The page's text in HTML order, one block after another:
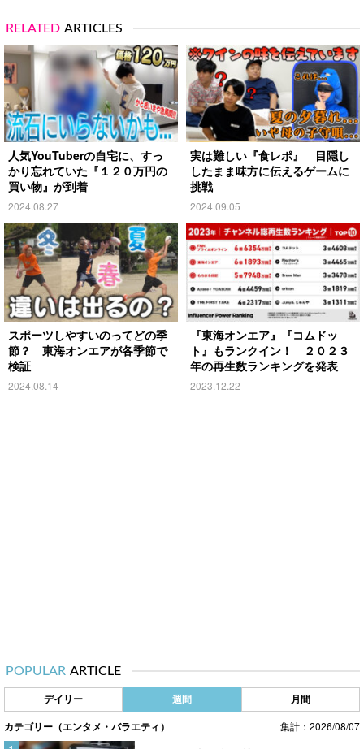
RELATED ARTICLES
人気YouTuberの自宅に、すっ
かり忘れていた『１２０万円の
買い物』が到着
2024.08.27
実は難しい『食レポ』 目隠し
したまま味方に伝えるゲームに
挑戦
2024.09.05
スポーツしやすいのってどの季
節？ 東海オンエアが各季節で
検証
2024.08.14
『東海オンエア』『コムドッ
ト』もランクイン！ ２０２３
年の再生数ランキングを発表
2023.12.22
POPULAR ARTICLE
デイリー 週間 月間
カテゴリー（エンタメ・バラエティ） 集計：2026/08/07